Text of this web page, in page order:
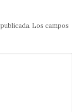
Los campos